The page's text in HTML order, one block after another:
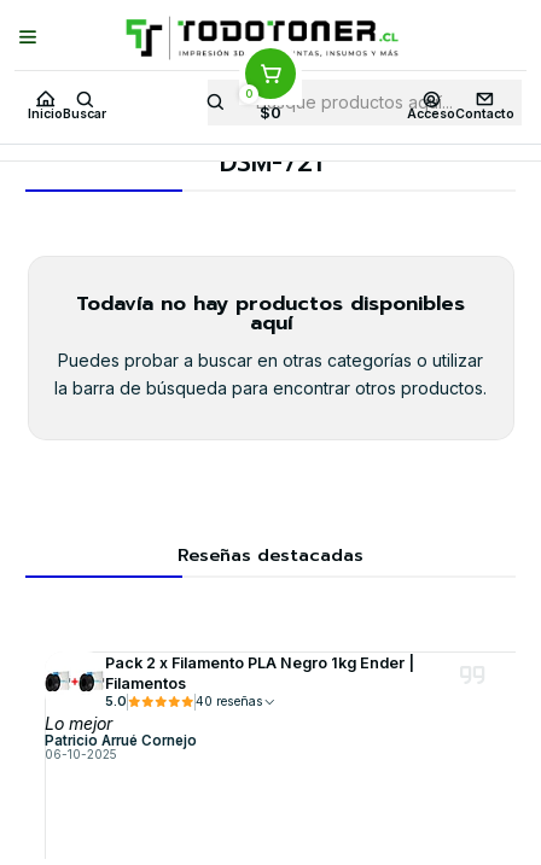
Inicio Buscar
0
$0 AccesoContacto
Puedes Elegir: Comprar enTienda· Despachoa Todo Chile · Retiro en
Tienda en24 Horas
Inicio Toner y tambor Toner Original RICOH Equipos RICOH
DSM-721
DSM-721
Todavía no hay productos disponibles
aquí
Puedes probar a buscar en otras categorías o utilizar
la barra de búsqueda para encontrar otros productos.
Reseñas destacadas
Pack 2 x Filamento PLA Negro 1kg Ender |
Filamentos
5.0 40 reseñas
Lo mejor
Patricio Arrué Cornejo
06-10-2025